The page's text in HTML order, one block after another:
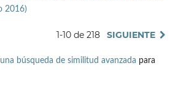
2016)
1-10 de 218 SIGUIENTE
una búsqueda de similitud avanzada para